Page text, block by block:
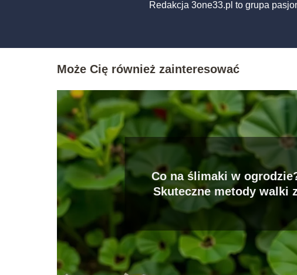
Redakcja 3one33.pl to grupa
Może Cię również zainteresować
Co na ślimaki w
Skuteczne metody walki
szkodnikami